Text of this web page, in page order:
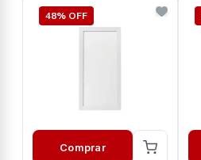
48% OFF
Comprar